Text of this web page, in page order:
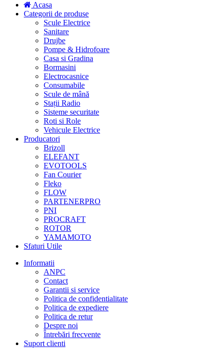
Acasa
Categorii de produse
Scule Electrice
Sanitare
Drujbe
Pompe & Hidrofoare
Casa si Gradina
Bormasini
Electrocasnice
Consumabile
Scule de mână
Stații Radio
Sisteme securitate
Roti si Role
Vehicule Electrice
Producatori
Brizoll
ELEFANT
EVOTOOLS
Fan Courier
Fleko
FLOW
PARTENERPRO
PNI
PROCRAFT
ROTOR
YAMAMOTO
Sfaturi Utile
Informatii
ANPC
Contact
Garantii si service
Politica de confidentialitate
Politica de expediere
Politica de retur
Despre noi
Întrebări frecvente
Suport clienti